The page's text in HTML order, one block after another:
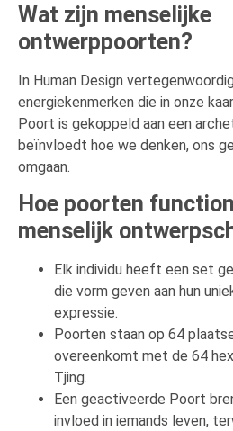
Wat zijn menselijke
ontwerppoorten?
In Human Design
energiekenmerken die in onze
Poort is gekoppeld aan een
beïnvloedt hoe we denken, ons
omgaan.
Hoe poorten
menselijk
Elk individu heeft een set
die vorm geven aan hun
expressie.
Poorten staan op 64
overeenkomt met de 64
Tjing.
Een geactiveerde Poort
invloed in iemands leven,